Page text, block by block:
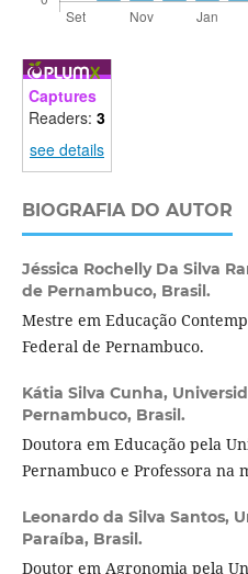
Captures
Readers: 3
see details
BIOGRAFIA DO AUTOR
Jéssica Rochelly Da Silva
de Pernambuco, Brasil.
Mestre em Educação
Federal de Pernambuco.
Kátia Silva Cunha,
Pernambuco, Brasil.
Doutora em Educação pela
Pernambuco e Professora na
Leonardo da Silva Santos,
Paraíba, Brasil.
Doutor em Agronomia pela